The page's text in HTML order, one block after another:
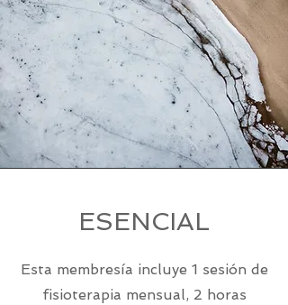
ESENCIAL
Esta membresía incluye 1 sesión de
fisioterapia mensual, 2 horas